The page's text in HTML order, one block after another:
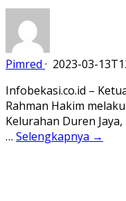
Pimred · 2023-03-
Infobekasi.co.id –
Rahman Hakim
Kelurahan Duren
… Selengkapnya →